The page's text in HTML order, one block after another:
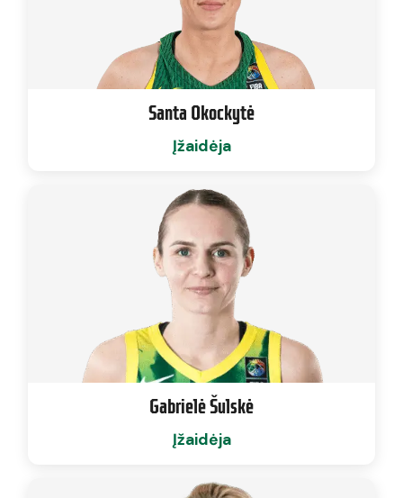
Santa Okockytė
Įžaidėja
Gabrielė Šulskė
Įžaidėja